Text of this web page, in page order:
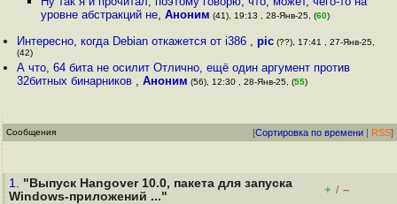
уровне абстракций не, Аноним (41), 19:13 , 28-Янв-25, (60)
Интересно, когда Debian откажется от i386 ,pic (??), 17:41 , 27-Янв-25,
(42)
А что, 64 бита не осилит Отлично, ещё один аргумент против
32битных бинарников ,Аноним (56), 12:30 , 28-Янв-25, (55)
Сообщения [Сортировка по времени | RSS]
1. "Выпуск Hangover 10.0, пакета для запуска
Windows-приложений ..."
+ / –